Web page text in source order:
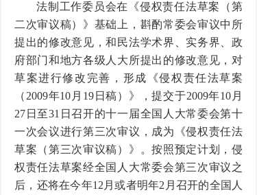
法制工作委员会在《侵权责任法草案（第
二次审议稿）》基础上，斟酌常委会审议中所
提出的修改意见，和民法学术界、实务界、政
府部门和地方各级人大所提出的修改意见，对
草案进行修改完善，形成《侵权责任法草案
（2009年10月19日稿）》，提交于2009年10月
27日至31日召开的十一届全国人大常委会第十
一次会议进行第三次审议，成为《侵权责任法
草案（第三次审议稿）》。按照预定计划，侵
权责任法草案经全国人大常委会第三次审议之
后，还将在今年12月或者明年2月召开的全国人